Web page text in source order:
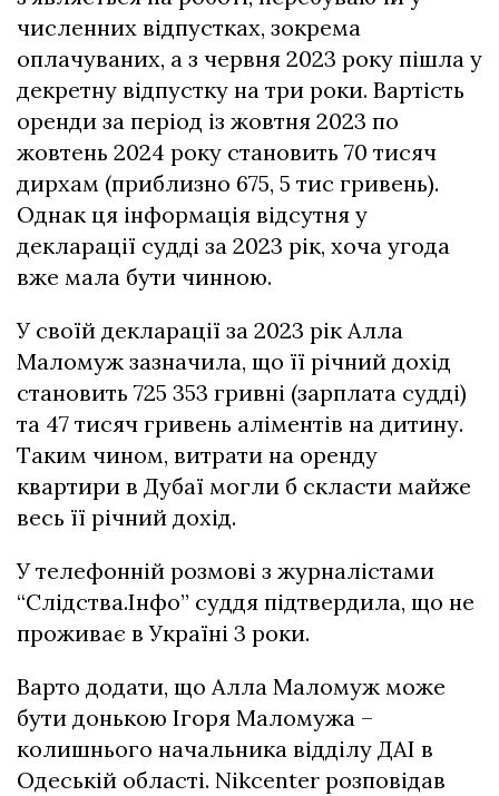
численних відпустках, зокрема
оплачуваних, а з червня 2023 року пішла у
декретну відпустку на три роки. Вартість
оренди за період із жовтня 2023 по
жовтень 2024 року становить 70 тисяч
дирхам (приблизно 675, 5 тис гривень).
Однак ця інформація відсутня у
декларації судді за 2023 рік, хоча угода
вже мала бути чинною.
У своїй декларації за 2023 рік Алла
Маломуж зазначила, що її річний дохід
становить 725 353 гривні (зарплата судді)
та 47 тисяч гривень аліментів на дитину.
Таким чином, витрати на оренду
квартири в Дубаї могли б скласти майже
весь її річний дохід.
У телефонній розмові з журналістами
“Слідства.Інфо” суддя підтвердила, що не
проживає в Україні 3 роки.
Варто додати, що Алла Маломуж може
бути донькою Ігоря Маломужа –
колишнього начальника відділу ДАІ в
Одеській області. Nikcenter розповідав